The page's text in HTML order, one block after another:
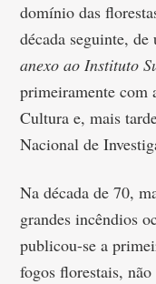
domínio das
década seguinte, de
anexo ao Instituto
primeiramente
Cultura e, mais
Nacional de
Na década de 70,
grandes incêndios
publicou-se a
fogos florestais,